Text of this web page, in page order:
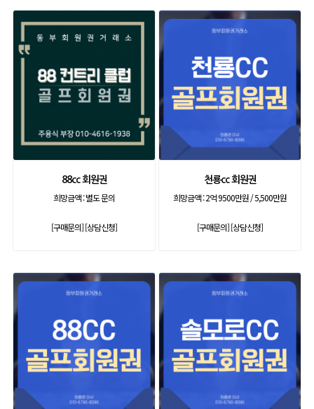
88cc 회원권
희망금액 :별도 문의
[구매문의][상담신청]
천룡cc 회원권
희망금액 :2억 9500만원 / 5,500만원
[구매문의][상담신청]